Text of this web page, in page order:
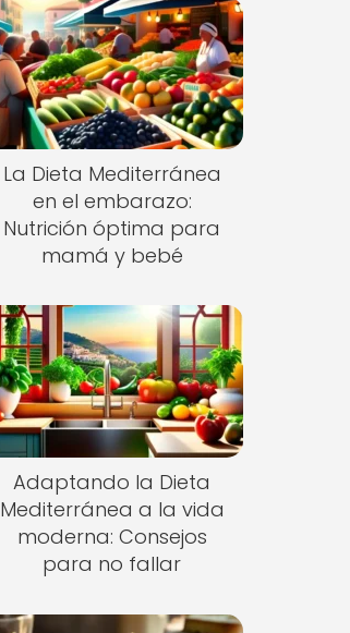
La Dieta Mediterránea
en el embarazo:
Nutrición óptima para
mamá y bebé
Adaptando la Dieta
Mediterránea a la vida
moderna: Consejos
para no fallar